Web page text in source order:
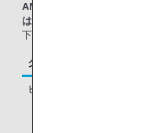
ANAグループ運航便（エ
は他スター アライアンス加
下に該当するお客様が対象
クラス／ステイタス
ビジネスクラス